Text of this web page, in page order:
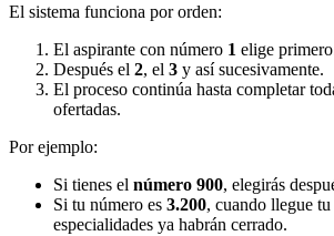
El sistema funciona por orden:
El aspirante con número 1 elige
Después el 2, el 3 y así sucesivamente.
El proceso continúa hasta completar
ofertadas.
Por ejemplo:
Si tienes el número 900, elegirás
Si tu número es 3.200, cuando llegue
especialidades ya habrán cerrado.